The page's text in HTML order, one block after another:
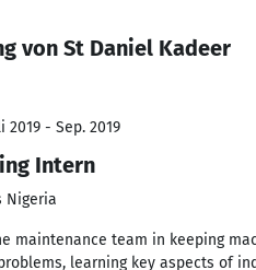
von St Daniel Kadeer
2019 - Sep. 2019
Intern
Nigeria
maintenance team in keeping
learning key aspects of